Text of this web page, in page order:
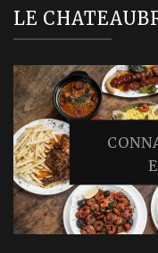
LE